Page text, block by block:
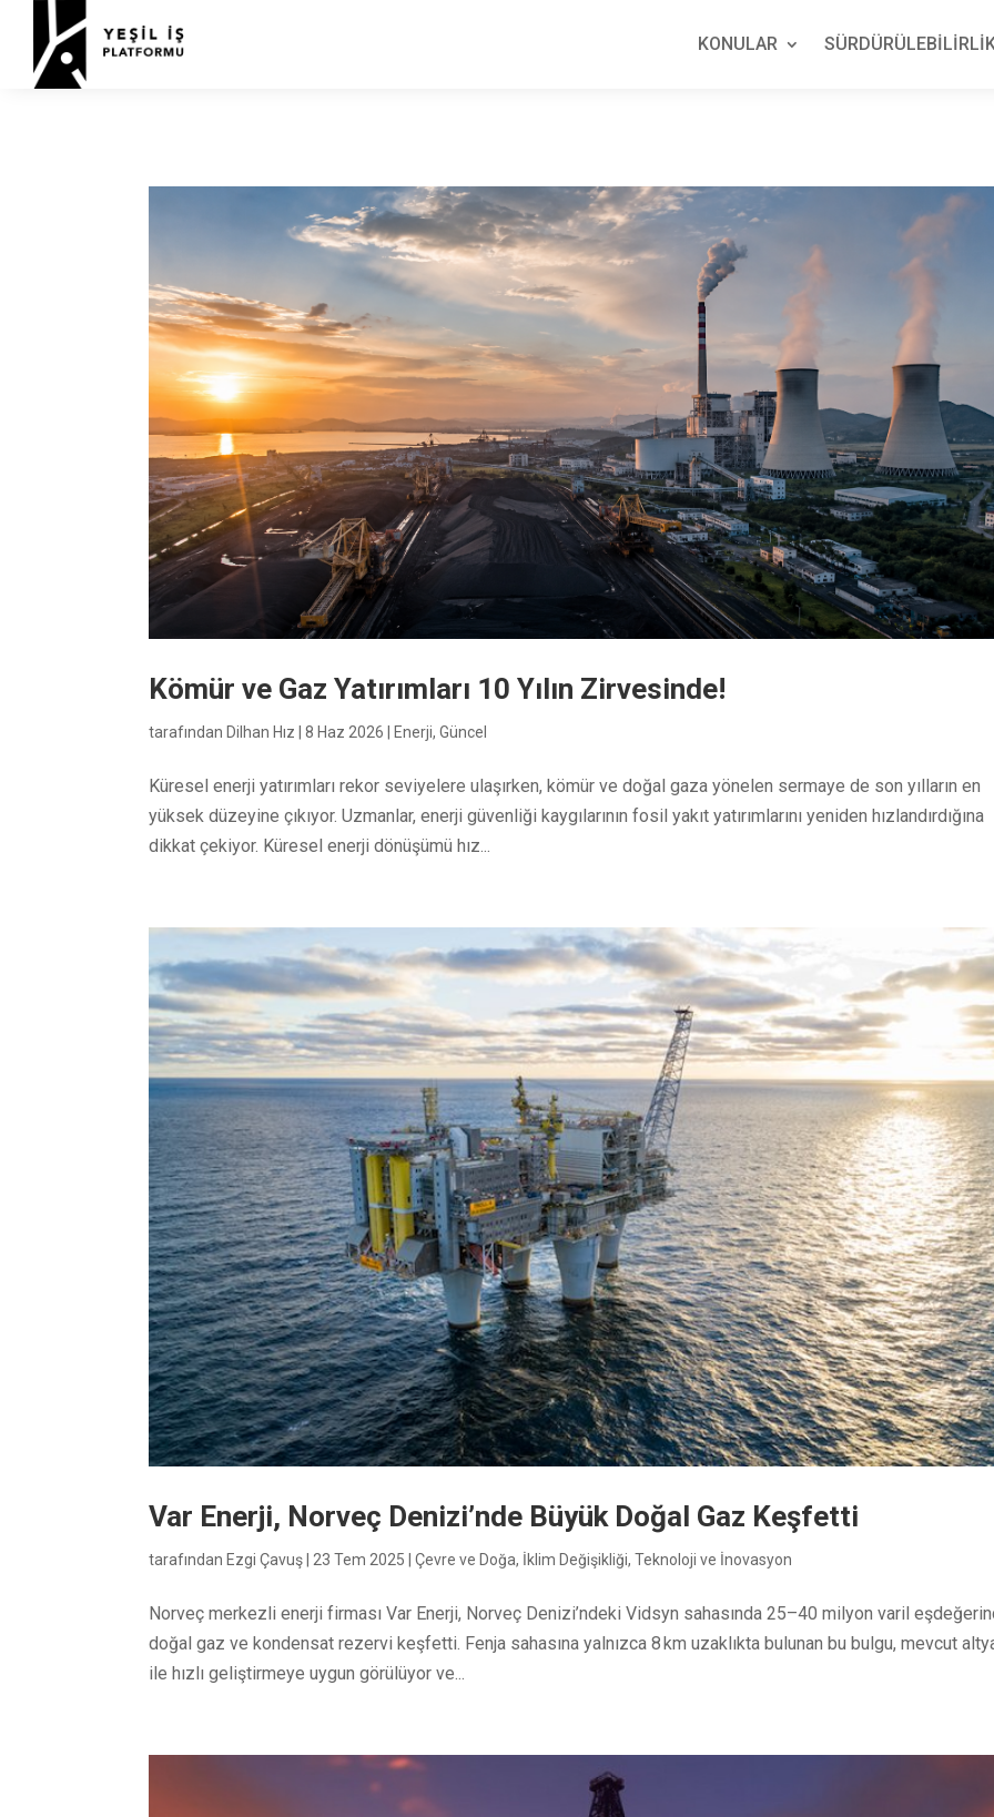
KONULAR
Kömür ve Gaz Yatırımları 10 Yılın Zirvesinde!
tarafından Dilhan Hız |8 Haz 2026 Enerji,Güncel
Küresel enerji yatırımları rekor seviyelere ulaşırken, kömür ve doğal gaza yönelen sermaye de son yılların en
yüksek düzeyine çıkıyor. Uzmanlar, enerji güvenliği kaygılarının fosil yakıt yatırımlarını yeniden hızlandırdığına
dikkat çekiyor. Küresel enerji dönüşümü hız...
Var Enerji, Norveç Denizi’nde Büyük Doğal Gaz Keşfetti
tarafından Ezgi Çavuş 23 Tem 2025 |Çevre ve Doğa, İklim Değişikliği,Teknoloji ve İnovasyon
Norveç merkezli enerji firması Var Enerji, Norveç Denizi’ndeki Vidsyn sahasında 25–40 milyon varil
doğal gaz ve kondensat rezervi keşfetti. Fenja sahasına yalnızca 8 km uzaklıkta bulunan bu bulgu, mevcut
ile hızlı geliştirmeye uygun görülüyor ve...